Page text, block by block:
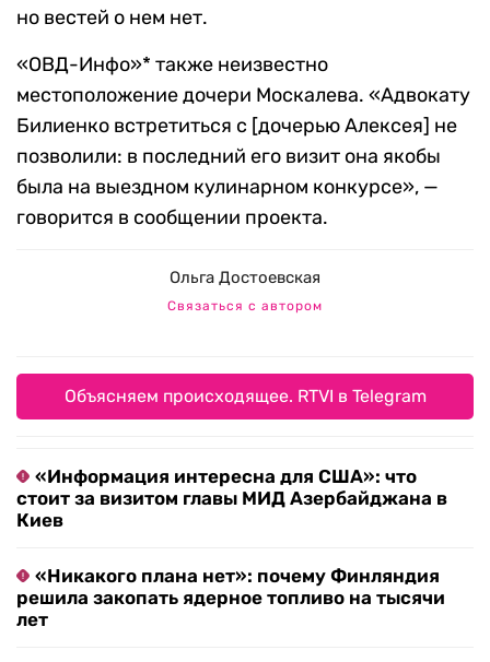
но вестей о нем нет.
«ОВД-Инфо»* также неизвестно
местоположение дочери Москалева. «Адвокату
Билиенко встретиться с [дочерью Алексея] не
позволили: в последний его визит она якобы
была на выездном кулинарном конкурсе», —
говорится в сообщении проекта.
Ольга Достоевская
Связаться с автором
Объясняем происходящее. RTVI в Telegram
«Информация интересна для США»: что
стоит за визитом главы МИД Азербайджана в
Киев
«Никакого плана нет»: почему Финляндия
решила закопать ядерное топливо на тысячи
лет